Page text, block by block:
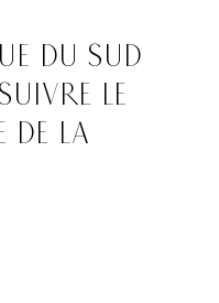
DU SUD
LE
DE LA